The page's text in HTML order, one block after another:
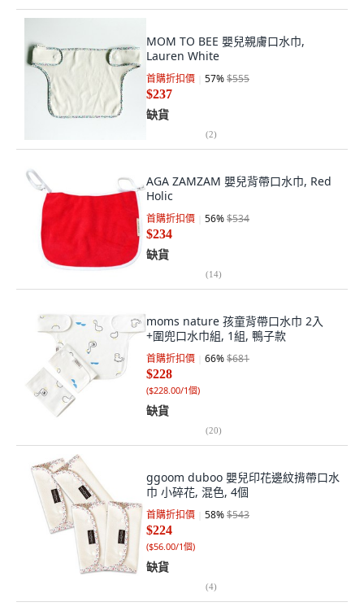
MOM TO BEE 嬰兒親膚口水巾,
Lauren White
首購折扣價 57%$555
$237
缺貨
(2)
AGA ZAMZAM 嬰兒背帶口水巾, Red
Holic
首購折扣價 56%$534
$234
缺貨
(14)
moms nature 孩童背帶口水巾 2入
+圍兜口水巾組, 1組, 鴨子款
首購折扣價 66%$681
$228
($228.00/1個)
缺貨
(20)
ggoom duboo 嬰兒印花邊紋揹帶口水
巾 小碎花, 混色, 4個
首購折扣價 58%$543
$224
($56.00/1個)
缺貨
(4)